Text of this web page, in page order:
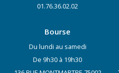
01.76.36.02.02
Bourse
Du lundi au samedi
De 9h30 à 19h30